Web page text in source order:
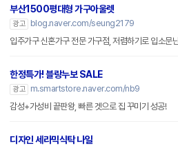
부산1500평대형 가구아울렛
광고
blog.naver.com/seung2179
입주가구 신혼가구 전문 가구점, 저렴하기로 입소문
한정특가! 블랑누보 SALE
광고
m.smartstore.naver.com/nb9
감성+가성비 끝판왕, 빠른 겟으로 집 꾸미기 성공!
디자인 세라믹식탁 나일